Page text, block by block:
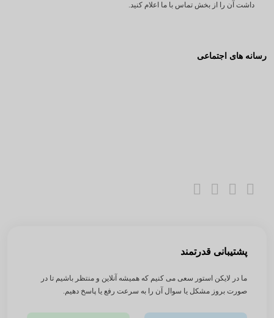
داشت آن را از بخش تماس با ما اعلام کنید.
رسانه های اجتماعی
پشتیبانی قدرتمند
ما در لایکن استور سعی می کنیم که همیشه آنلاین و منتظر باشیم تا در
صورت بروز مشکل یا سوال آن را به سرعت رفع یا پاسخ دهیم.